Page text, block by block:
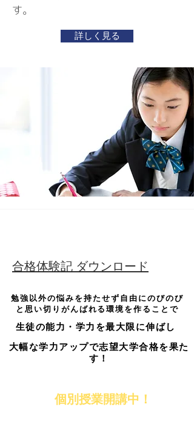
す。
詳しく見る
合格体験記 ダウンロード
勉強以外の悩みを持たせず自由にのびのび
と思い切りがんばれる環境を作ることで
生徒の能力・学力を最大限に伸ばし
大幅な学力アップで志望大学合格を果た
す！
個別授業開講中！